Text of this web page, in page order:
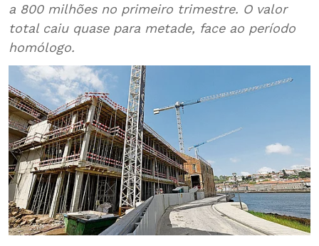
a 800 milhões no primeiro trimestre. O valor
total caiu quase para metade, face ao período
homólogo.